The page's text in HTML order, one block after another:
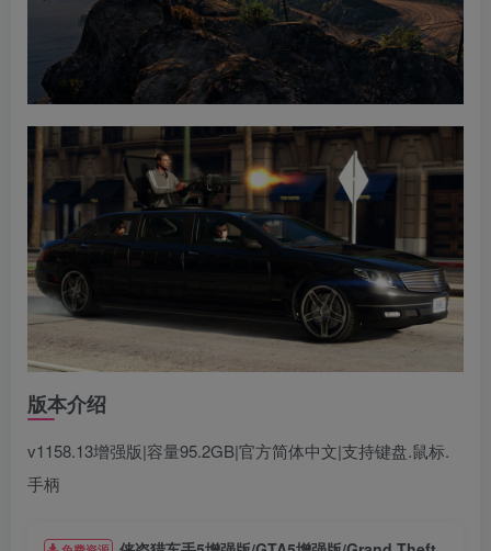
版本介绍
v1158.13增强版|容量95.2GB|官方简体中文|支持键盘.鼠标.
手柄